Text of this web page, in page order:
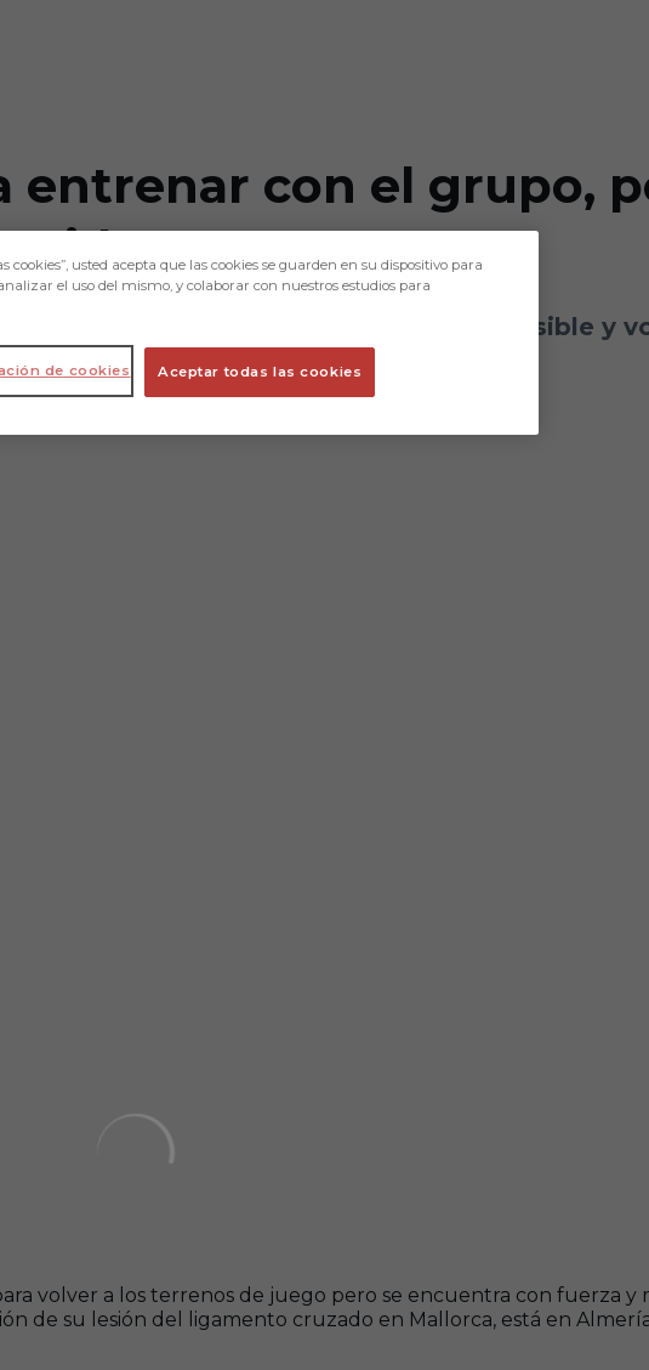
entrenar con el grupo,
para intentar recuperarse lo antes posible y
volver a los terrenos de juego pero se encuentra con fuerza y
de su lesión del ligamento cruzado en Mallorca, está en
cookies”, usted acepta que las cookies se guarden en su dispositivo para
el uso del mismo, y colaborar con nuestros estudios para
Aceptar todas las cookies
de cookies